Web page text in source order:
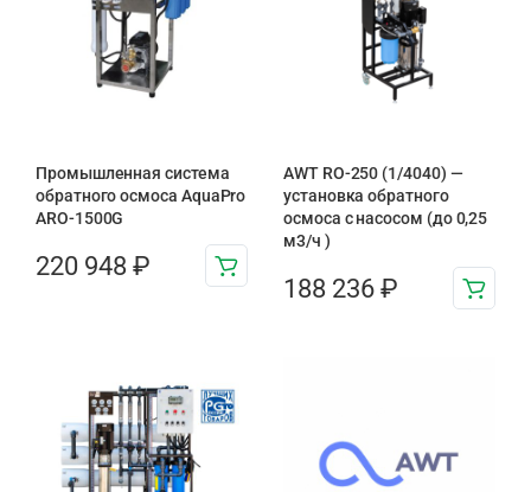
Промышленная система
обратного осмоса AquaPro
ARO-1500G
220 948 ₽
AWT RO-250 (1/4040) —
установка обратного
осмоса с насосом (до 0,25
м3/ч )
188 236 ₽